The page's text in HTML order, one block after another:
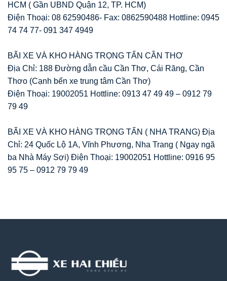
HCM ( Gần UBND Quận 12, TP. HCM)
Điện Thoại: 08 62590486- Fax: 0862590488 Hottline: 0945
74 74 77- 091 347 4949
BÃI XE VÀ KHO HÀNG TRỌNG TẤN CẦN THƠ
Địa Chỉ: 188 Đường dẫn cầu Cần Thơ, Cái Răng, Cần
Thơo (Cạnh bến xe trung tâm Cần Thơ)
Điện Thoại: 19002051 Hottline: 0913 47 49 49 – 0912 79
79 49
BÃI XE VÀ KHO HÀNG TRỌNG TẤN ( NHA TRANG) Địa
Chỉ: 24 Quốc Lộ 1A, Vĩnh Phương, Nha Trang ( Ngay ngã
ba Nhà Máy Sợi) Điện Thoại: 19002051 Hottline: 0916 95
95 75 – 0912 79 79 49